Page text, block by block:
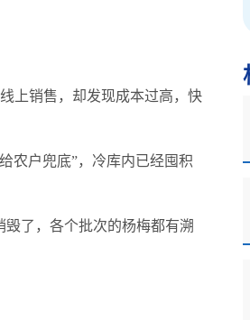
上销售，却发现成本过高，快
农户兜底”，冷库内已经囤积
了，各个批次的杨梅都有溯